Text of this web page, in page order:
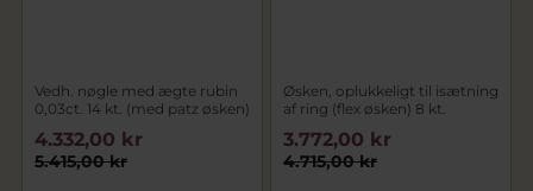
Vedh. nøgle med ægte rubin
0,03ct. 14 kt. (med patz øsken)
5.415,00 kr
4.332,00 kr
Øsken, oplukkeligt til isætning
af ring (flex øsken) 8 kt.
4.715,00 kr
3.772,00 kr